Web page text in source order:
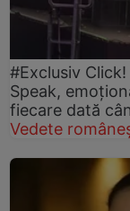
#Exclusiv Click!
Speak,
fiecare dată
Vedete